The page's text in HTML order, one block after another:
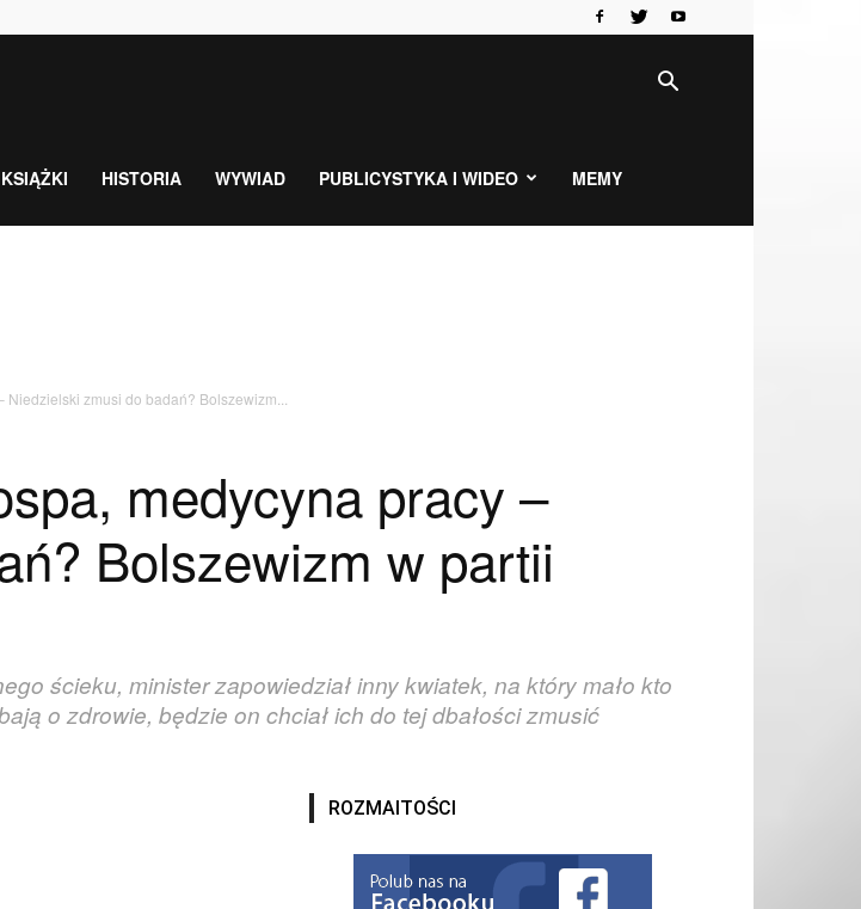
KSIĄŻKI HISTORIA WYWIAD PUBLICYSTYKA I WIDEO MEMY
zmusi do badań? Bolszewizm...
medycyna pracy –
Bolszewizm w partii
ścieku, minister zapowiedział inny kwiatek, na który mało kto
o zdrowie, będzie on chciał ich do tej dbałości zmusić
ROZMAITOŚCI